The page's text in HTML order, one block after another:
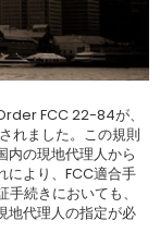
FCC 22-84が、
れました。この規則
内の現地代理人から
により、FCC適合手
続きにおいても、
地代理人の指定が必